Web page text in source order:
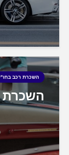
השכרת רכב
השכרת